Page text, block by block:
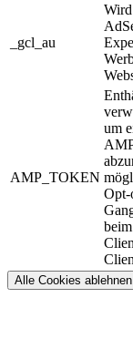
_gcl_au
AMP_TOKEN
um
Opt-
Alle Cookies ablehnen